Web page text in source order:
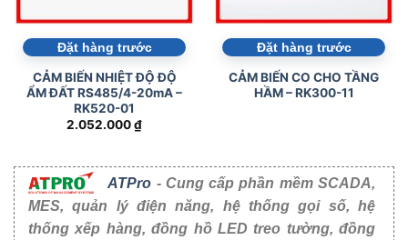
Đặt hàng trước
CẢM BIẾN NHIỆT ĐỘ ĐỘ
ẨM ĐẤT RS485/4-20mA –
RK520-01
2.052.000₫
Đặt hàng trước
CẢM BIẾN CO CHO TẦNG
HẦM – RK300-11
ATPro - Cung cấp phần mềm SCADA,
MES, quản lý điện năng, hệ thống gọi số, hệ
thống xếp hàng, đồng hồ LED treo tường, đồng